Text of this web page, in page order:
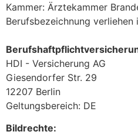
Kammer: Ärztekammer
Berufsbezeichnung verliehen
HDI - Versicherung AG
Giesendorfer Str. 29
12207 Berlin
Geltungsbereich: DE
Bildrechte: